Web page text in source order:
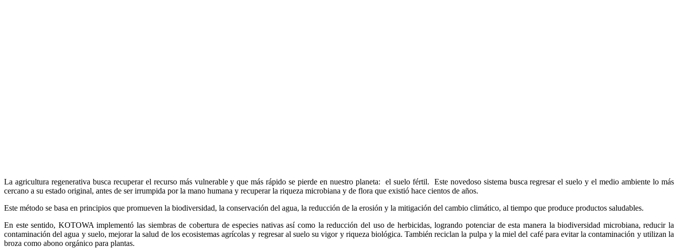
La agricultura regenerativa busca recuperar el recurso más vulnerable y que más rápido se pierde en nuestro planeta: el suelo fértil. Este novedoso sistema busca regresar el suelo y el medio ambiente lo más
cercano a su estado original, antes de ser irrumpida por la mano humana y recuperar la riqueza microbiana y de flora que existió hace cientos de años.
Este método se basa en principios que promueven la biodiversidad, la conservación del agua, la reducción de la erosión y la mitigación del cambio climático, al tiempo que produce productos saludables.
En este sentido, KOTOWA implementó las siembras de cobertura de especies nativas así como la reducción del uso de herbicidas, logrando potenciar de esta manera la biodiversidad microbiana, reducir la
contaminación del agua y suelo, mejorar la salud de los ecosistemas agrícolas y regresar al suelo su vigor y riqueza biológica. También reciclan la pulpa y la miel del café para evitar la contaminación y utilizan la
broza como abono orgánico para plantas.